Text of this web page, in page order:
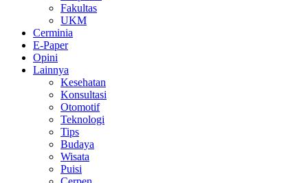
Fakultas
UKM
Cerminia
E-Paper
Opini
Lainnya
Kesehatan
Konsultasi
Otomotif
Teknologi
Tips
Budaya
Wisata
Puisi